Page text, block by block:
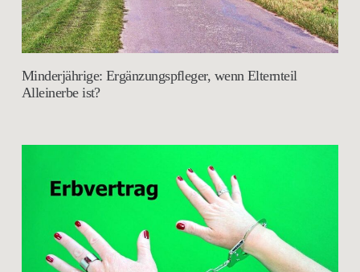
Minderjährige: Ergänzungspfleger, wenn Elternteil
Alleinerbe ist?